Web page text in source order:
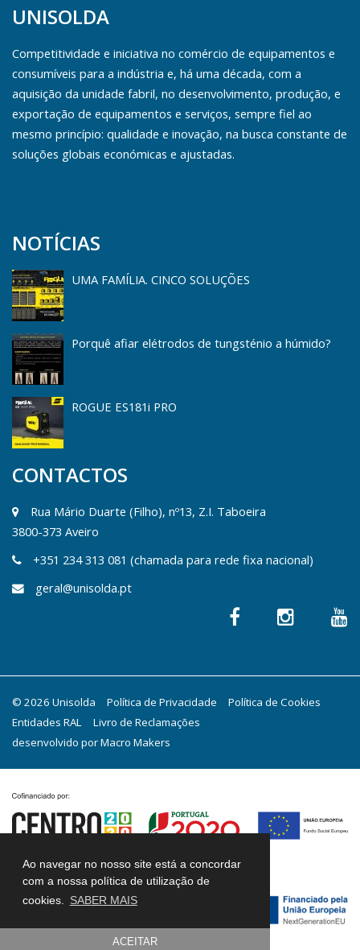
Ao navegar no nosso site está a concordar
com a nossa política de utilização de
cookies.
SABER MAIS
ACEITAR
UNISOLDA
Competitividade e iniciativa no comércio de equipamentos e
consumíveis para a indústria e, há uma década, com a
aquisição da unidade fabril, no desenvolvimento, produção, e
exportação de equipamentos e serviços, sempre fiel ao
mesmo princípio: qualidade e inovação, na busca constante de
soluções globais económicas e ajustadas.
NOTÍCIAS
UMA FAMÍLIA. CINCO SOLUÇÕES
Porquê afiar elétrodos de tungsténio a húmido?
ROGUE ES181i PRO
CONTACTOS
Rua Mário Duarte (Filho), nº13, Z.I. Taboeira
3800-373 Aveiro
+351 234 313 081 (chamada para rede fixa nacional)
geral@unisolda.pt
© 2026 Unisolda Política de Privacidade
Política de Cookies
Entidades RAL
Livro de Reclamações
desenvolvido porMacro Makers